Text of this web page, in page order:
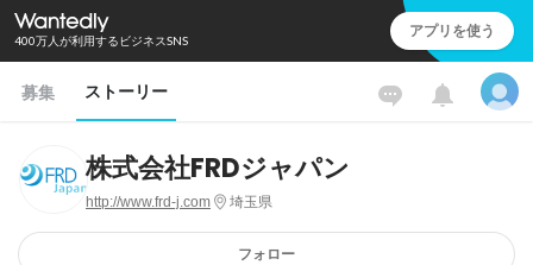
400万人が利用するビジネスSNS アプリを使う
募集 ストーリー
株式会社FRDジャパン
http://www.frd-j.com 埼玉県
フォロー